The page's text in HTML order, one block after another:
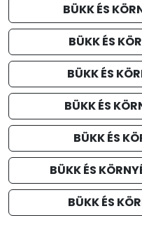
BÜKK ÉS
BÜKK ÉS
BÜKK ÉS
BÜKK ÉS
BÜKK ÉS
BÜKK ÉS
BÜKK ÉS